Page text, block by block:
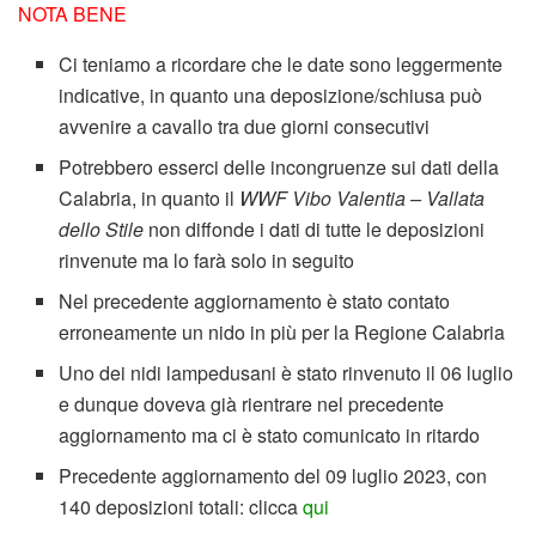
NOTA BENE
Ci teniamo a ricordare che le date sono leggermente
indicative, in quanto una deposizione/schiusa può
avvenire a cavallo tra due giorni consecutivi
Potrebbero esserci delle incongruenze sui dati della
Calabria, in quanto il WWF Vibo Valentia – Vallata
dello Stile non diffonde i dati di tutte le deposizioni
rinvenute ma lo farà solo in seguito
Nel precedente aggiornamento è stato contato
erroneamente un nido in più per la Regione Calabria
Uno dei nidi lampedusani è stato rinvenuto il 06 luglio
e dunque doveva già rientrare nel precedente
aggiornamento ma ci è stato comunicato in ritardo
Precedente aggiornamento del 09 luglio 2023, con
140 deposizioni totali: cliccaqui